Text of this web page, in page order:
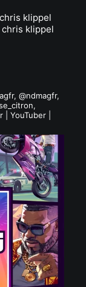
@ndmagfr,
YouTuber |